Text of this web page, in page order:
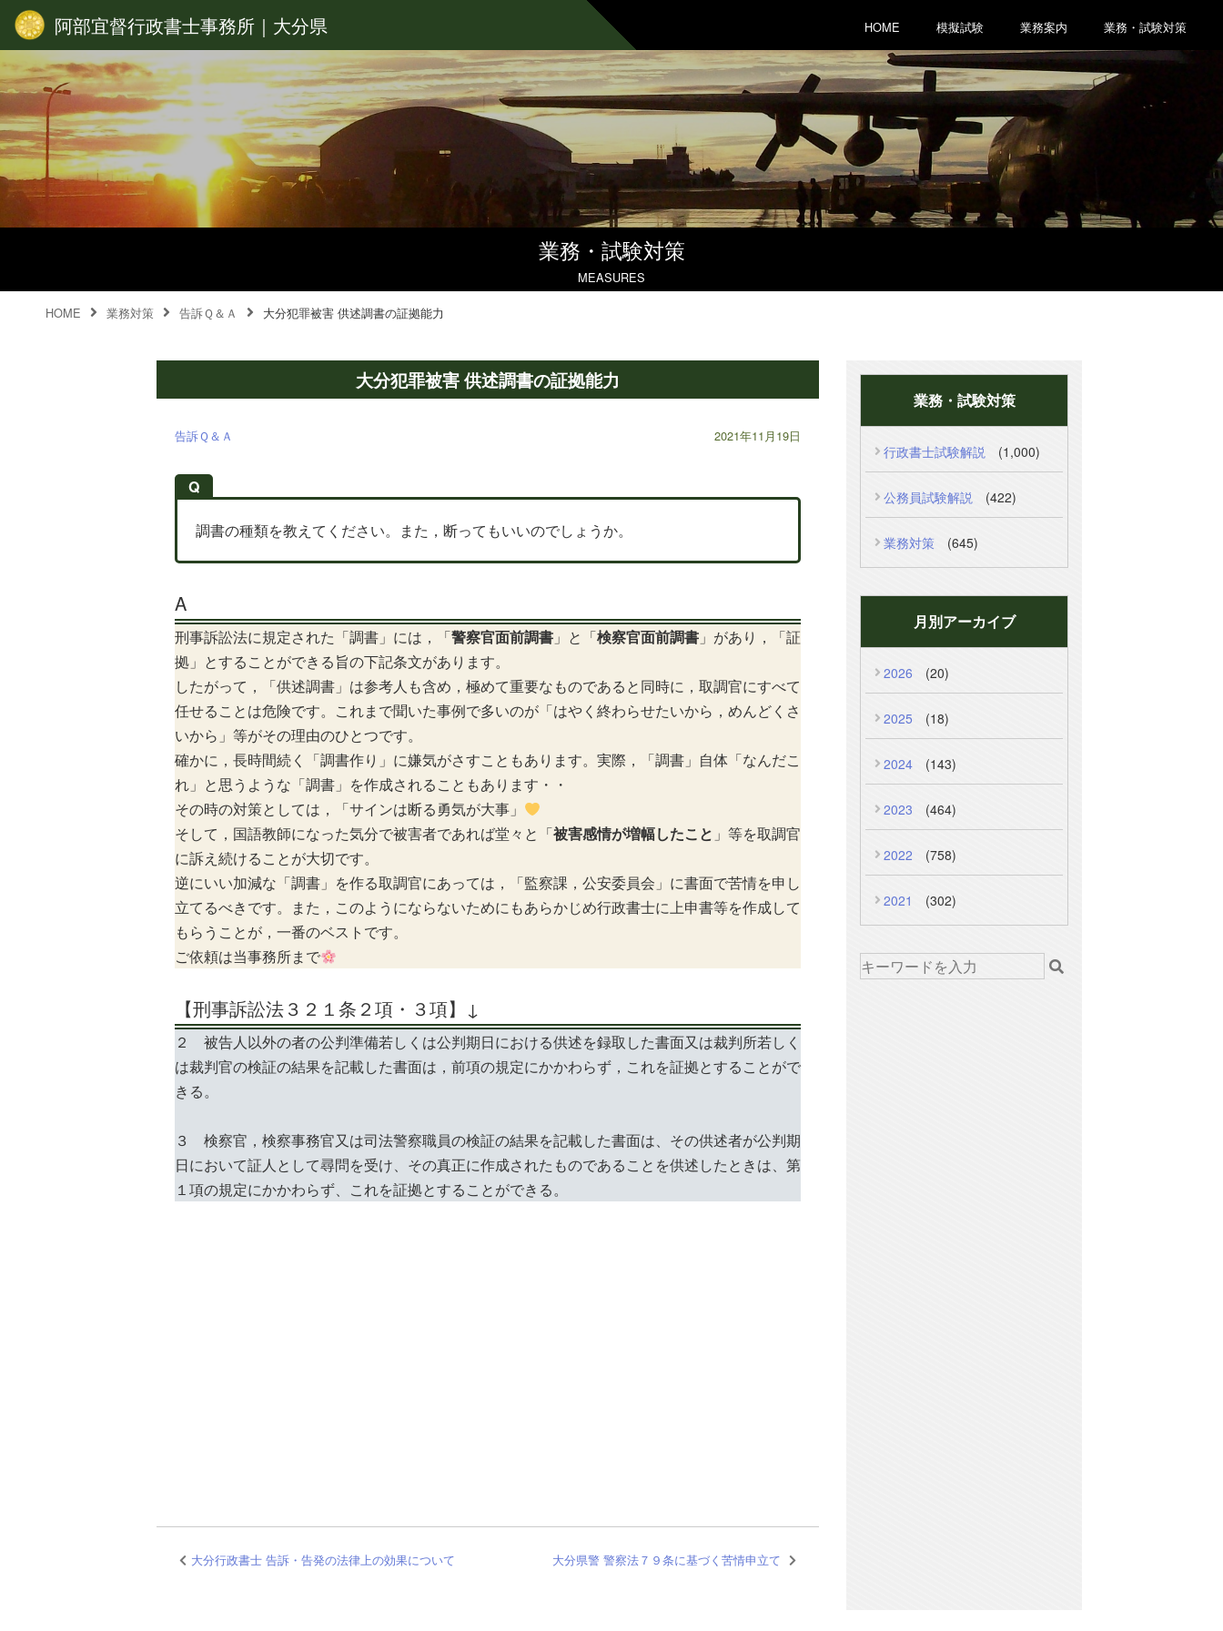
阿部宜督行政書士事務所｜大分県 HOME 模擬試験 業務案内 業務・試験対策
業務・試験対策
MEASURES
HOME 業務対策 告訴Ｑ＆Ａ 大分犯罪被害 供述調書の証拠能力
大分犯罪被害 供述調書の証拠能力
告訴Ｑ＆Ａ 2021年11月19日
Q
調書の種類を教えてください。また，断ってもいいのでしょうか。
A
刑事訴訟法に規定された「調書」には，「警察官面前調書 」と「検察官面前調書 」があり，「証
拠」とすることができる旨の下記条文があります。
したがって，「供述調書」は参考人も含め，極めて重要なものであると同時に，取調官にすべて
任せることは危険です。これまで聞いた事例で多いのが「はやく終わらせたいから，めんどくさ
いから」等がその理由のひとつです。
確かに，長時間続く「調書作り」に嫌気がさすこともあります。実際，「調書」自体「なんだこ
れ」と思うような「調書」を作成されることもあります・・
その時の対策としては，「サインは断る勇気が大事」
そして，国語教師になった気分で被害者であれば堂々と「被害感情が増幅したこと 」等を取調官
に訴え続けることが大切です。
逆にいい加減な「調書」を作る取調官にあっては，「監察課，公安委員会」に書面で苦情を申し
立てるべきです。また，このようにならないためにもあらかじめ行政書士に上申書等を作成して
もらうことが，一番のベストです。
ご依頼は当事務所まで
【刑事訴訟法３２１条２項・３項】↓
２ 被告人以外の者の公判準備若しくは公判期日における供述を録取した書面又は裁判所若しく
は裁判官の検証の結果を記載した書面は，前項の規定にかかわらず，これを証拠とすることがで
きる。
３ 検察官，検察事務官又は司法警察職員の検証の結果を記載した書面は、その供述者が公判期
日において証人として尋問を受け、その真正に作成されたものであることを供述したときは、第
１項の規定にかかわらず、これを証拠とすることができる。
大分行政書士 告訴・告発の法律上の効果について 大分県警 警察法７９条に基づく苦情申立て
業務・試験対策
行政書士試験解説 (1,000)
公務員試験解説 (422)
業務対策 (645)
月別アーカイブ
2026 (20)
2025 (18)
2024 (143)
2023 (464)
2022 (758)
2021 (302)